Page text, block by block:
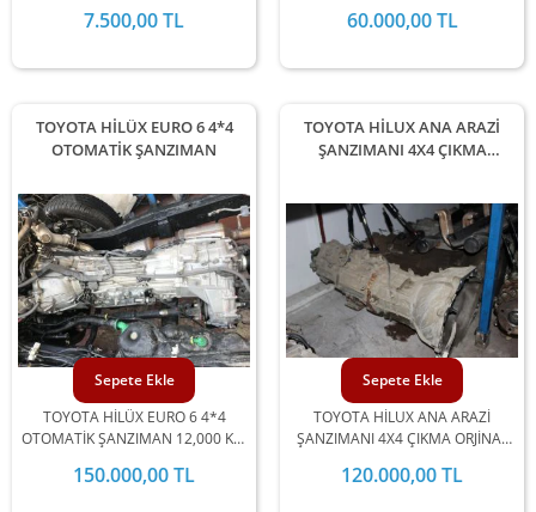
2019 YILLARI ARASI UYUMLU
7.500,00 TL 60.000,00 TL
TOYOTA HİLÜX EURO 6 4*4
OTOMATİK ŞANZIMAN
TOYOTA HİLÜX EURO 6 4*4
OTOMATİK ŞANZIMAN 12,000 KM
UYUMLU
150.000,00 TL
Sepete Ekle
TOYOTA HİLUX ANA ARAZİ
ŞANZIMANI 4X4 ÇIKMA
TOYOTA HİLUX ANA ARAZİ
ŞANZIMANI 4X4 ÇIKMA ORJİNAL
2012-2013-2014-2015 MODEL
120.000,00 TL
Sepete Ekle